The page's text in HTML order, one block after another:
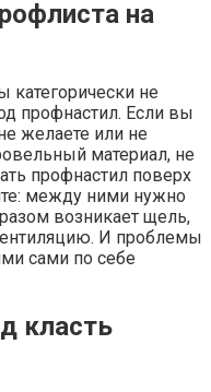
на
не
профнастил. Если вы
желаете или не
материал, не
профнастил поверх
между ними нужно
возникает щель,
И проблемы
сами по себе
класть